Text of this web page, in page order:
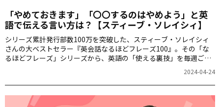
「やめておきます」「〇〇するのはやめよう」と英
語で伝える言い方は？【スティーブ・ソレイシィ】
シリーズ累計発行部数100万を突破した、スティーブ・ソレイシィ
さんの大ベストセラー『英会話なるほどフレーズ100』。その「な
るほどフレーズ」シリーズから、英語の「使える裏技」を毎週ご紹
2024-04-24